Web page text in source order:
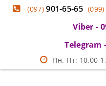
(097)901-65-65 (099)
Viber -
Telegram
Пн.-Пт: 10.00-